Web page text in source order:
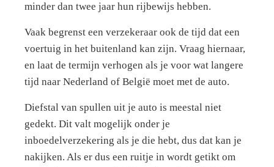
minder dan twee jaar hun rijbewijs hebben.
Vaak begrenst een verzekeraar ook de tijd dat een
voertuig in het buitenland kan zijn. Vraag hiernaar,
en laat de termijn verhogen als je voor wat langere
tijd naar Nederland of België moet met de auto.
Diefstal van spullen uit je auto is meestal niet
gedekt. Dit valt mogelijk onder je
inboedelverzekering als je die hebt, dus dat kan je
nakijken. Als er dus een ruitje in wordt getikt om